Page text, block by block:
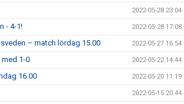
2022-05-28 23:04
- 4-1! 2022-05-28 17:08
– match lördag 15.00 2022-05-27 16:54
1-0 2022-05-22 14:44
16.00 2022-05-20 11:19
2022-05-15 20:44